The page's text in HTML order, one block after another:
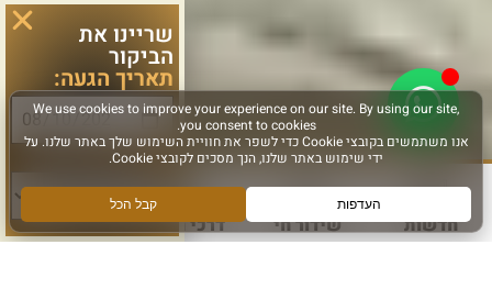
חדשות שידור חי דרכי הגעה עוד
שריינו את
הביקור
תאריך הגעה:
סוג פעילות: